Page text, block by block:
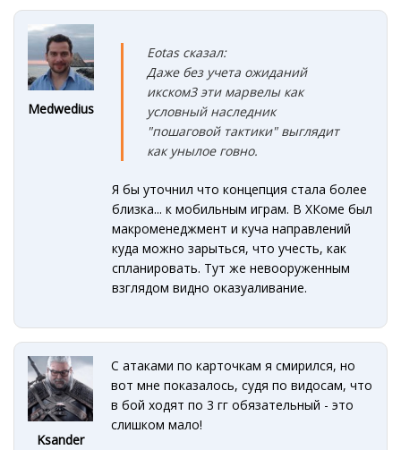
Medwedius
Eotas сказал:
Даже без учета ожиданий
икском3 эти марвелы как
условный наследник
"пошаговой тактики" выглядит
как унылое говно.
Я бы уточнил что концепция стала более
близка... к мобильным играм. В ХКоме был
макроменеджмент и куча направлений
куда можно зарыться, что учесть, как
спланировать. Тут же невооруженным
взглядом видно оказуаливание.
Ksander
С атаками по карточкам я смирился, но
вот мне показалось, судя по видосам, что
в бой ходят по 3 гг обязательный - это
слишком мало!